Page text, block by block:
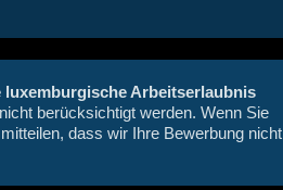
luxemburgische Arbeitserlaubnis
berücksichtigt werden. Wenn Sie
dass wir Ihre Bewerbung nicht